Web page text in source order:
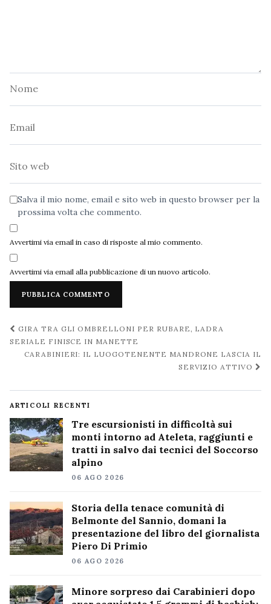
Salva il mio nome, email e sito web in questo browser per la
prossima volta che commento.
Avvertimi via email in caso di risposte al mio commento.
Avvertimi via email alla pubblicazione di un nuovo articolo.
Navigazione
post
GIRA TRA GLI OMBRELLONI PER RUBARE, LADRA
SERIALE FINISCE IN MANETTE
CARABINIERI: IL LUOGOTENENTE MANDRONE LASCIA IL
SERVIZIO ATTIVO
ARTICOLI RECENTI
Tre escursionisti in difficoltà sui
monti intorno ad Ateleta, raggiunti e
tratti in salvo dai tecnici del Soccorso
alpino
06 AGO 2026
Storia della tenace comunità di
Belmonte del Sannio, domani la
presentazione del libro del giornalista
Piero Di Primio
06 AGO 2026
Minore sorpreso dai Carabinieri dopo